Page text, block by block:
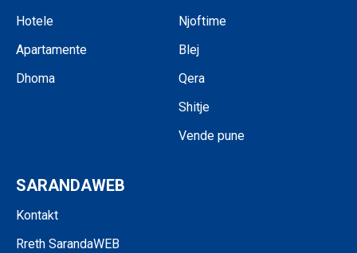
Hotele
Apartamente
Dhoma
Njoftime
Blej
Qera
Shitje
Vende pune
SARANDAWEB
Kontakt
Rreth SarandaWEB